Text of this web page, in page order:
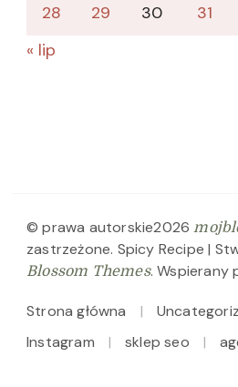
28
29 30
31
« lip
© prawa autorskie2026
zastrzeżone. Spicy Recipe |
Blossom Themes. Wspierany
Strona główna
Instagram
sklep seo